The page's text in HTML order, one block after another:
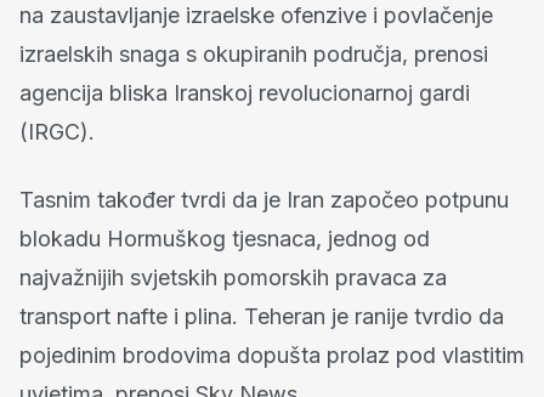
na zaustavljanje izraelske ofenzive i povlačenje
izraelskih snaga s okupiranih područja, prenosi
agencija bliska Iranskoj revolucionarnoj gardi
(IRGC).
Tasnim također tvrdi da je Iran započeo potpunu
blokadu Hormuškog tjesnaca, jednog od
najvažnijih svjetskih pomorskih pravaca za
transport nafte i plina. Teheran je ranije tvrdio da
pojedinim brodovima dopušta prolaz pod vlastitim